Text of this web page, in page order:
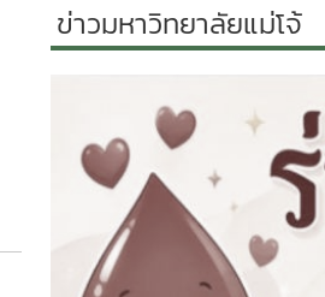
ทำงานในอนาคต” ซึ่งมีการจัด
กิจกรรม Road Show Singha
เพื่อให้นักศึกษาจะได้รู้จักเตรียม
ความพร้อมและพัฒนาตนเองเข้าสู่
การทำงานในอนาคต
ข่าวมหาวิทยาลัยแม่โจ้